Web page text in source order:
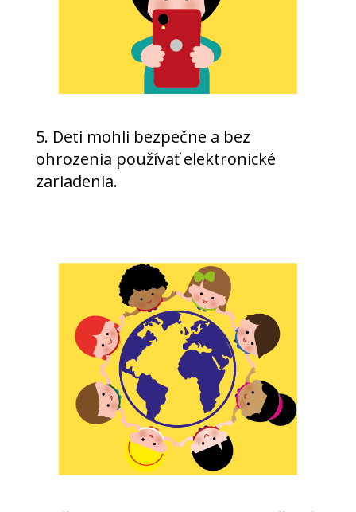
5. Deti mohli bezpečne a bez
ohrozenia používať elektronické
zariadenia.